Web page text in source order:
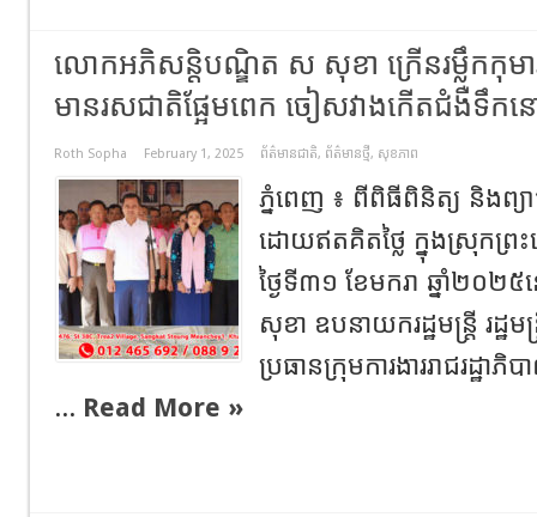
លោកអភិសន្តិបណ្ឌិត ស សុខា ក្រើនរម្លឹកកុម
មានរសជាតិផ្អែមពេក ចៀសវាងកើតជំងឺទឹកន
Roth Sopha February 1, 2025 ព័ត៌មានជាតិ, ព័ត៌មានថ្មី, សុខភាព
ភ្នំពេញ ៖ ពីពិធីពិនិត្យ និងព្យ
ដោយឥតគិតថ្លៃ ក្នុងស្រុកព្រះស្
ថ្ងៃទី៣១ ខែមករា ឆ្នាំ២០
សុខា ឧបនាយករដ្ឋមន្ត្រី រដ្ឋ
ប្រធានក្រុមការងាររាជរដ្ឋាភិ
... Read More »